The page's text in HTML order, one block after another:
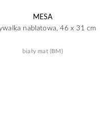
MESA
nablatowa, 46 x 31 cm
biały mat (BM)